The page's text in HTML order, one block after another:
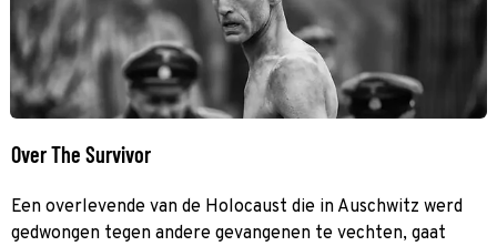
Over The Survivor
Een overlevende van de Holocaust die in Auschwitz werd
gedwongen tegen andere gevangenen te vechten, gaat